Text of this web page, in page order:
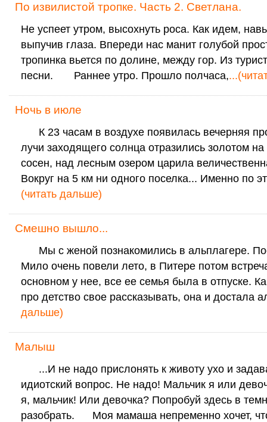
По извилистой тропке. Часть 2. Светлана.
Не успеет утром, высохнуть роса. Как идем,
выпучив глаза. Впереди нас манит голубой
тропинка вьется по долине, между гор. Из
песни. Раннее утро. Прошло полчаса,
Ночь в июле
К 23 часам в воздухе появилась вечерняя
лучи заходящего солнца отразились золотом
сосен, над лесным озером царила
Вокруг на 5 км ни одного поселка... Именно по
(читать дальше)
Смешно вышло...
Мы с женой познакомились в альплагере.
Мило очень повели лето, в Питере потом
основном у нее, все ее семья была в отпуске.
про детство свое рассказывать, она и достала
дальше)
Малыш
...И не надо прислонять к животу ухо и
идиотский вопрос. Не надо! Мальчик я или
я, мальчик! Или девочка? Попробуй здесь в
разобрать. Моя мамаша непременно хочет,